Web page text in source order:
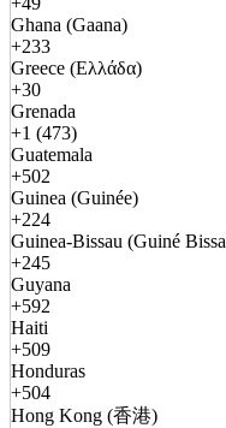
Ghana (Gaana)
+233
Greece (Ελλάδα)
+30
Grenada
+1 (473)
Guatemala
+502
Guinea (Guinée)
+224
Guinea-Bissau (Guiné
+245
Guyana
+592
Haiti
+509
Honduras
+504
Hong Kong (香港)